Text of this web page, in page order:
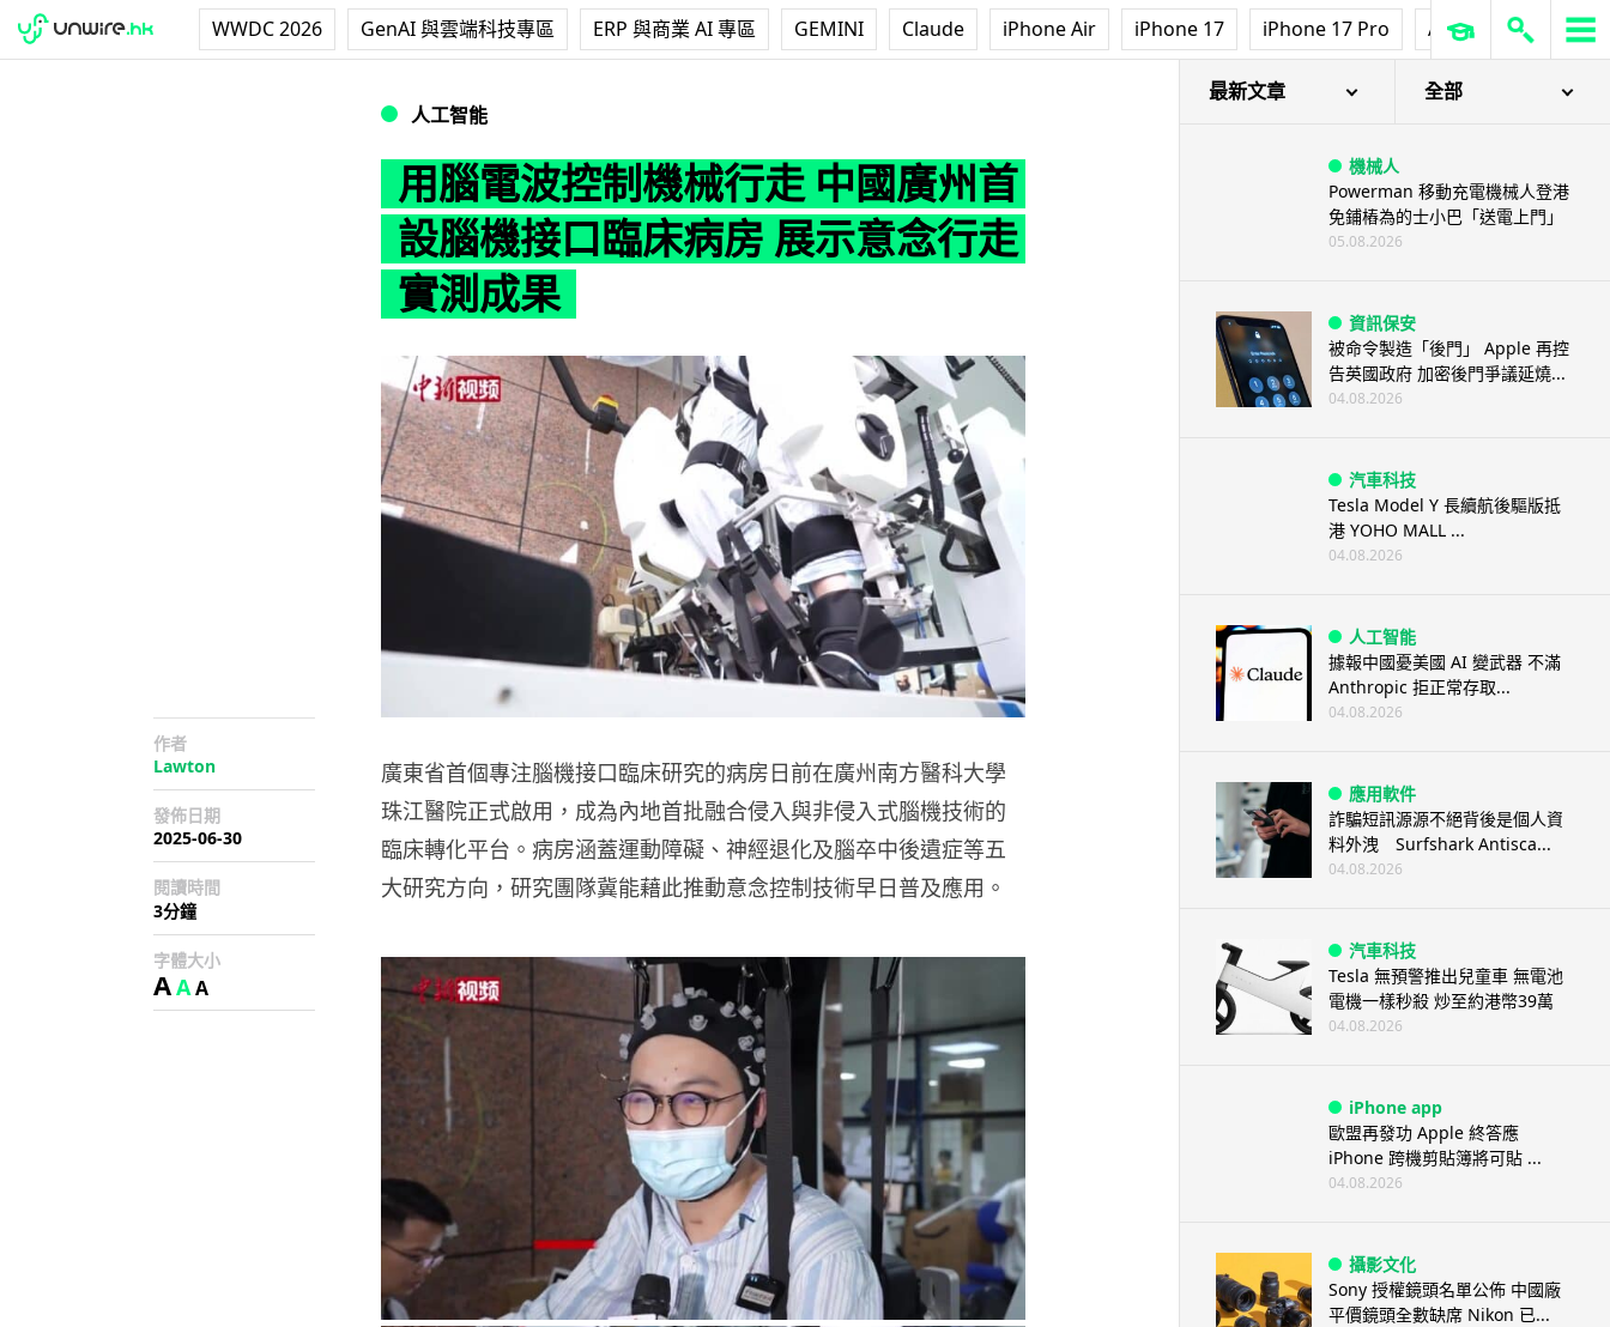
WWDC 2026 GenAI 與雲端科技專區 ERP 與商業 AI 專區 GEMINI Claude iPhone Air iPhone 17 iPhone 17 Pro AirPods Pro 3
人工智能
用腦電波控制機械行走 中國廣州首
設腦機接口臨床病房 展示意念行走
實測成果
作者
Lawton
發佈日期
2025-06-30
閱讀時間
3分鐘
字體大小
AAA
廣東省首個專注腦機接口臨床研究的病房日前在廣州南方醫科大學
珠江醫院正式啟用，成為內地首批融合侵入與非侵入式腦機技術的
臨床轉化平台。病房涵蓋運動障礙、神經退化及腦卒中後遺症等五
大研究方向，研究團隊冀能藉此推動意念控制技術早日普及應用。
最新文章 全部
機械人
Powerman 移動充電機械人登港
免鋪樁為的士小巴「送電上門」
05.08.2026
資訊保安
被命令製造「後門」 Apple 再控
告英國政府 加密後門爭議延燒...
04.08.2026
汽車科技
Tesla Model Y 長續航後驅版抵
港 YOHO MALL ...
04.08.2026
人工智能
據報中國憂美國 AI 變武器 不滿
Anthropic 拒正常存取...
04.08.2026
應用軟件
詐騙短訊源源不絕背後是個人資
料外洩 Surfshark Antisca...
04.08.2026
汽車科技
Tesla 無預警推出兒童車 無電池
電機一樣秒殺 炒至約港幣39萬
04.08.2026
iPhone app
歐盟再發功 Apple 終答應
iPhone 跨機剪貼簿將可貼 ...
04.08.2026
攝影文化
Sony 授權鏡頭名單公佈 中國廠
平價鏡頭全數缺席 Nikon 已...